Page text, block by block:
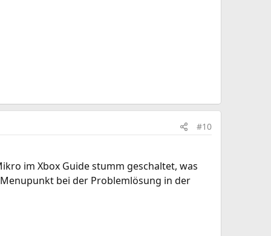
#10
im Xbox Guide stumm geschaltet, was
bei der Problemlösung in der